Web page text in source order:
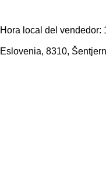
Hora local del vendedor:
Eslovenia, 8310,